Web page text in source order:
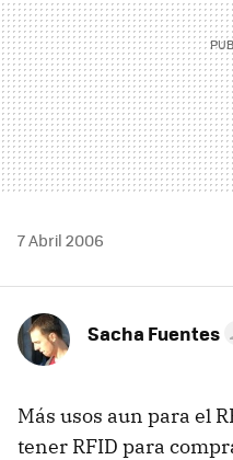
7 Abril 2006
Sacha Fuentes
Más usos aun para el
tener RFID para